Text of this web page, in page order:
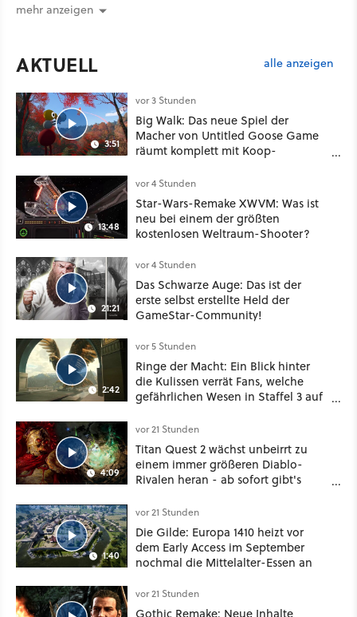
mehr anzeigen
AKTUELL alle anzeigen
3:51
vor 3 Stunden
Big Walk: Das neue Spiel der
Macher von Untitled Goose Game
räumt komplett mit Koop-
13:48
vor 4 Stunden
Star-Wars-Remake XWVM: Was ist
neu bei einem der größten
kostenlosen Weltraum-Shooter?
21:21
vor 4 Stunden
Das Schwarze Auge: Das ist der
erste selbst erstellte Held der
GameStar-Community!
2:42
vor 5 Stunden
Ringe der Macht: Ein Blick hinter
die Kulissen verrät Fans, welche
gefährlichen Wesen in Staffel 3 auf
4:09
vor 21 Stunden
Titan Quest 2 wächst unbeirrt zu
einem immer größeren Diablo-
Rivalen heran - ab sofort gibt's
Klasse
1:40
vor 21 Stunden
Die Gilde: Europa 1410 heizt vor
dem Early Access im September
nochmal die Mittelalter-Essen an
vor 21 Stunden
Gothic Remake: Neue Inhalte